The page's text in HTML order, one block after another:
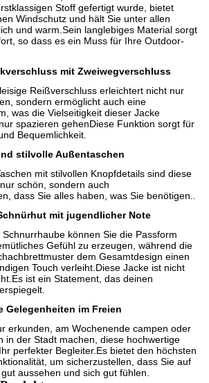
Stoff gefertigt wurde, bietet
Windschutz und hält Sie unter allen
und warm.Sein langlebiges Material sorgt
so dass es ein Muss für Ihre Outdoor-
mit Zweiwegverschluss
Reißverschluss erleichtert nicht nur
sondern ermöglicht auch eine
was die Vielseitigkeit dieser Jacke
spazieren gehenDiese Funktion sorgt für
Bequemlichkeit.
stilvolle Außentaschen
mit stilvollen Knopfdetails sind diese
schön, sondern auch
dass Sie alles haben, was Sie benötigen..
mit jugendlicher Note
können Sie die Passform
Gefühl zu erzeugen, während die
dem Gesamtdesign einen
Touch verleiht.Diese Jacke ist nicht
ist ein Statement, das deinen
Gelegenheiten im Freien
erkunden, am Wochenende campen oder
in der Stadt machen, diese hochwertige
perfekter Begleiter.Es bietet den höchsten
um sicherzustellen, dass Sie auf
aussehen und sich gut fühlen.